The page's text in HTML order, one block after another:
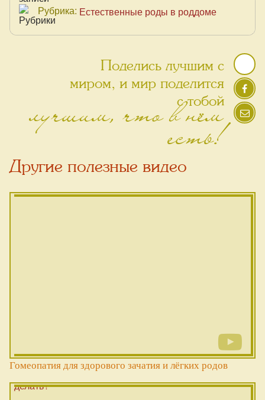
Рубрика: Естественные роды в роддоме
Поделись лучшим с
миром, и мир поделится
с тобой
лучшим, что в нём
есть!
Другие полезные видео
Гомеопатия для здорового зачатия и лёгких родов